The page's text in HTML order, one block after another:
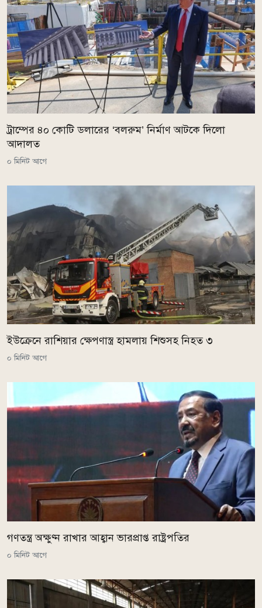
ট্রাম্পের ৪০ কোটি ডলারের ‘বলরুম’ নির্মাণ আটকে দিলো
আদালত
০ মিনিট আগে
ইউক্রেনে রাশিয়ার ক্ষেপণাস্ত্র হামলায় শিশুসহ নিহত ৩
০ মিনিট আগে
গণতন্ত্র অক্ষুণ্ন রাখার আহ্বান ভারপ্রাপ্ত রাষ্ট্রপতির
০ মিনিট আগে